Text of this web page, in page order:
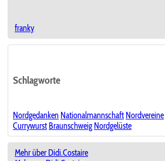
franky
Schlagworte
Nordgedanken Nationalmannschaft Nordvereine
Currywurst Braunschweig Nordgelüste
Mehr über Didi.Costaire